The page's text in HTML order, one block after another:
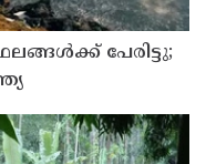
പേരിട്ടു;